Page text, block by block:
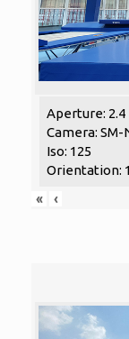
Aperture: 2.4
Camera: SM-
Iso: 125
Orientation: 1
«
‹